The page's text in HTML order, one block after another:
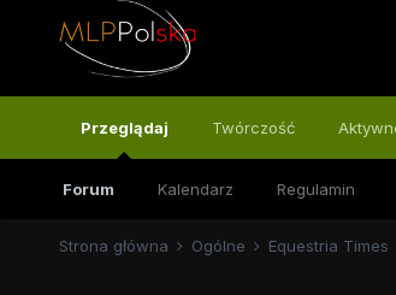
Przeglądaj
Forum Kalendarz Regulamin
Twórczość
Strona główna Ogólne Equestria Times